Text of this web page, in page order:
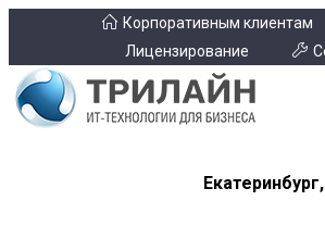
Корпоративным клиентам
Лицензирование
Екатеринбург,